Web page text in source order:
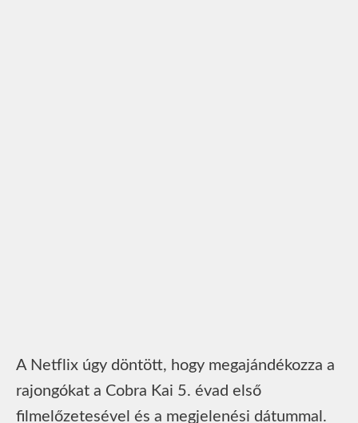
A Netflix úgy döntött, hogy megajándékozza a
rajongókat a Cobra Kai 5. évad első
filmelőzetesével és a megjelenési dátummal.